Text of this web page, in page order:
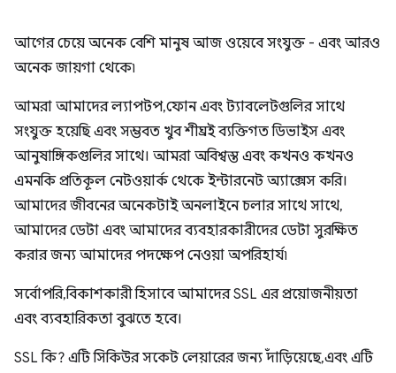
আগের চেয়ে অনেক বেশি মানুষ আজ ওয়েবে সংযুক্ত - এবং আরও
অনেক জায়গা থেকে৷
আমরা আমাদের ল্যাপটপ, ফোন এবং ট্যাবলেটগুলির সাথে
সংযুক্ত হয়েছি এবং সম্ভবত খুব শীঘ্রই ব্যক্তিগত ডিভাইস এবং
আনুষাঙ্গিকগুলির সাথে। আমরা অবিশ্বস্ত এবং কখনও কখনও
এমনকি প্রতিকূল নেটওয়ার্ক থেকে ইন্টারনেট অ্যাক্সেস করি।
আমাদের জীবনের অনেকটাই অনলাইনে চলার সাথে সাথে,
আমাদের ডেটা এবং আমাদের ব্যবহারকারীদের ডেটা সুরক্ষিত
করার জন্য আমাদের পদক্ষেপ নেওয়া অপরিহার্য৷
সর্বোপরি, বিকাশকারী হিসাবে আমাদের SSL এর প্রয়োজনীয়তা
এবং ব্যবহারিকতা বুঝতে হবে।
SSL কি? এটি সিকিউর সকেট লেয়ারের জন্য দাঁড়িয়েছে, এবং এটি